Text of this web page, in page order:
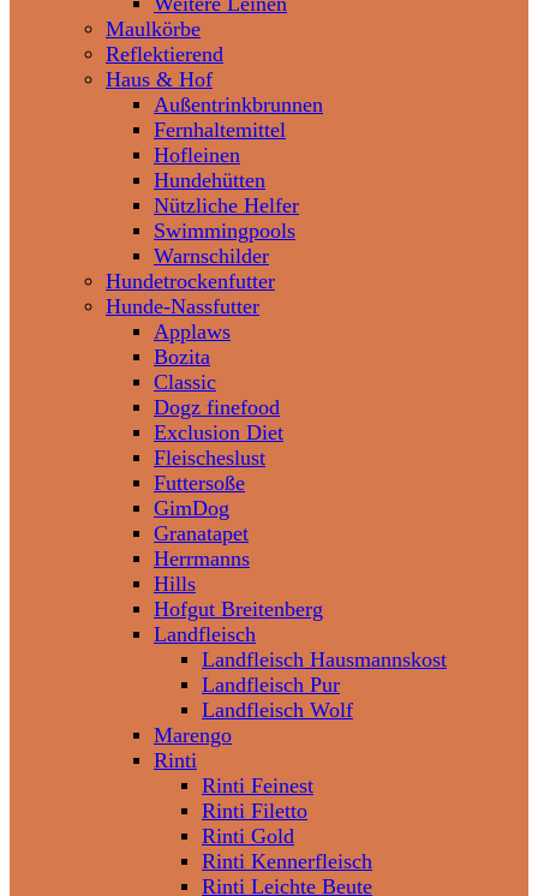
Maulkörbe
Reflektierend
Haus & Hof
Außentrinkbrunnen
Fernhaltemittel
Hofleinen
Hundehütten
Nützliche Helfer
Swimmingpools
Warnschilder
Hundetrockenfutter
Hunde-Nassfutter
Applaws
Bozita
Classic
Dogz finefood
Exclusion Diet
Fleischeslust
Futtersoße
GimDog
Granatapet
Herrmanns
Hills
Hofgut Breitenberg
Landfleisch
Landfleisch Hausmannskost
Landfleisch Pur
Landfleisch Wolf
Marengo
Rinti
Rinti Feinest
Rinti Filetto
Rinti Gold
Rinti Kennerfleisch
Rinti Leichte Beute